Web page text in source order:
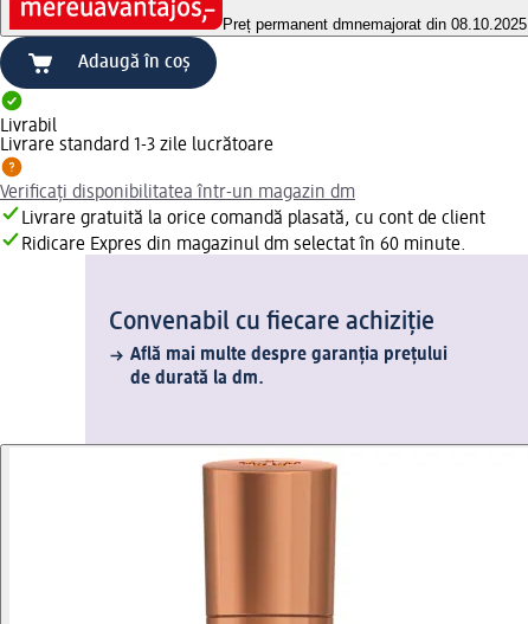
Preț permanent dmnemajorat din 08.10.2025
Adaugă în coș
Livrabil
Livrare standard 1-3 zile lucrătoare
Verificați disponibilitatea într-un magazin dm
Livrare gratuită la orice comandă plasată, cu cont de client
Ridicare Expres din magazinul dm selectat în 60 minute.
Convenabil cu fiecare achiziție
Află mai multe despre garanția prețului
de durată la dm.